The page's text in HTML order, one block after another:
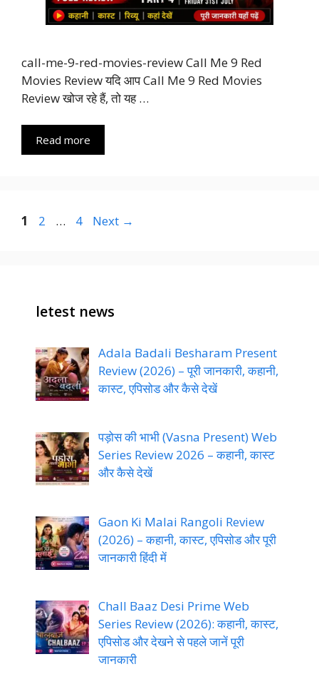
call-me-9-red-movies-review Call Me 9 Red
Movies Review यदि आप Call Me 9 Red Movies
Review खोज रहे हैं, तो यह …
Read more
Page
1 Page
2 … Page
4 Next →
letest news
Adala Badali Besharam Present
Review (2026) – पूरी जानकारी, कहानी,
कास्ट, एपिसोड और कैसे देखें
पड़ोस की भाभी (Vasna Present) Web
Series Review 2026 – कहानी, कास्ट
और कैसे देखें
Gaon Ki Malai Rangoli Review
(2026) – कहानी, कास्ट, एपिसोड और पूरी
जानकारी हिंदी में
Chall Baaz Desi Prime Web
Series Review (2026): कहानी, कास्ट,
एपिसोड और देखने से पहले जानें पूरी
जानकारी